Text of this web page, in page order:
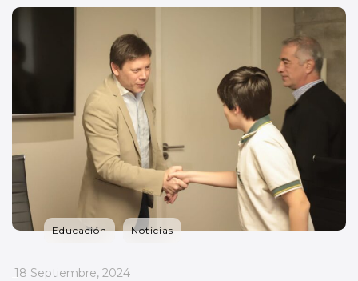
Educación Noticias
_
18 Septiembre, 2024